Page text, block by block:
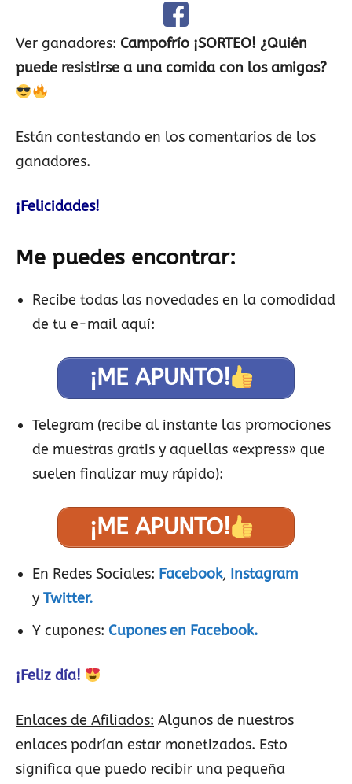
Ver ganadores: Campofrío ¡SORTEO! ¿Quién
puede resistirse a una comida con los amigos?
Están contestando en los comentarios de los
ganadores.
¡Felicidades!
Me puedes encontrar:
Recibe todas las novedades en la comodidad
de tu e-mail aquí:
¡ME APUNTO!
Telegram (recibe al instante las promociones
de muestras gratis y aquellas «express» que
suelen finalizar muy rápido):
¡ME APUNTO!
En Redes Sociales: Facebook, Instagram
y Twitter.
Y cupones: Cupones en Facebook.
¡Feliz día!
Enlaces de Afiliados: Algunos de nuestros
enlaces podrían estar monetizados. Esto
significa que puedo recibir una pequeña